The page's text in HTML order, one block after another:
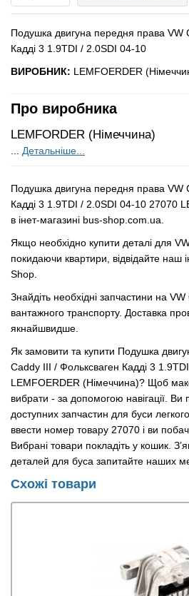
Подушка двигуна передня права VW
Кадді 3 1.9TDI / 2.0SDI 04-10
ВИРОБНИК: LEMFOERDER
Про виробника
LEMFORDER (Німеччина)
Детальніше...
Подушка двигуна передня права VW
Кадді 3 1.9TDI / 2.0SDI 04-10 27070
в інет-магазині bus-shop.com.ua.
Якщо необхідно купити деталі для
покидаючи квартири, відвідайте наш
Shop.
Знайдіть необхідні запчастини на
вантажного транспорту. Доставка
якнайшвидше.
Як замовити та купити Подушка
Caddy III / Фольксваген Кадді 3
LEMFOERDER (Німеччина)? Щоб
вибрати - за допомогою навігації. Ви
доступних запчастин для буси
ввести номер товару 27070 і ви
Вибрані товари покладіть у кошик.
деталей для буса запитайте наших
Схожі товари